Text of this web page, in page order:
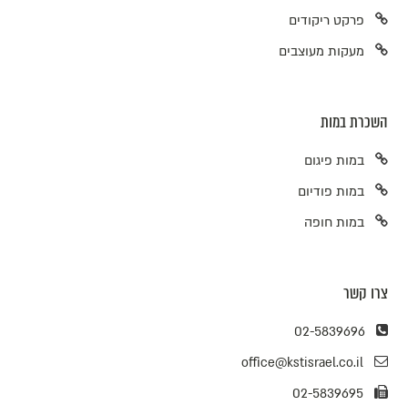
פרקט ריקודים
מעקות מעוצבים
השכרת במות
במות פיגום
במות פודיום
במות חופה
צרו קשר
02-5839696
office@kstisrael.co.il
02-5839695